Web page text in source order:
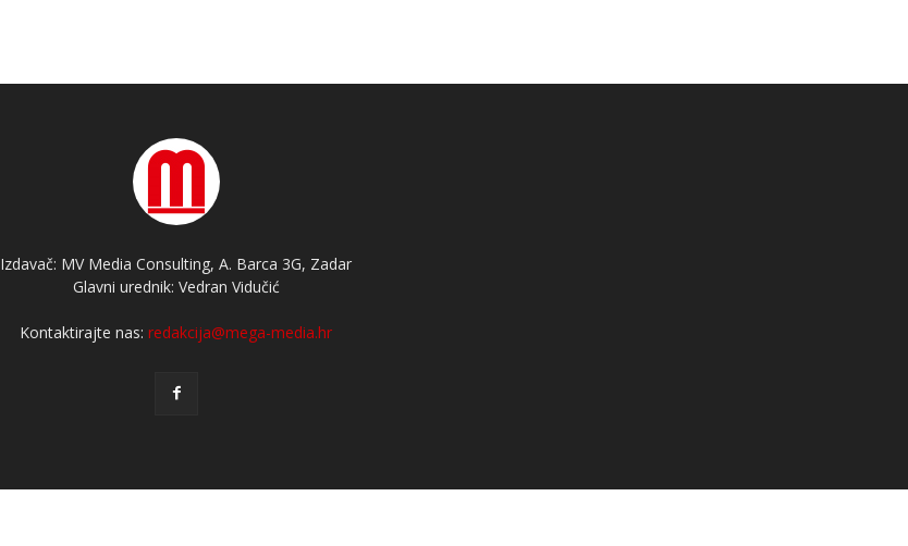
Izdavač: MV Media Consulting, A. Barca 3G, Zadar
Glavni urednik: Vedran Vidučić
Kontaktirajte nas:redakcija@mega-media.hr